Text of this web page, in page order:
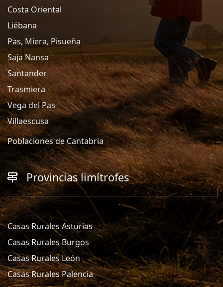
Costa Oriental
Liébana
Pas, Miera, Pisueña
Saja Nansa
Santander
Trasmiera
Vega del Pas
Villaescusa
Poblaciones de Cantabria
Provincias limítrofes
Casas Rurales Asturias
Casas Rurales Burgos
Casas Rurales León
Casas Rurales Palencia